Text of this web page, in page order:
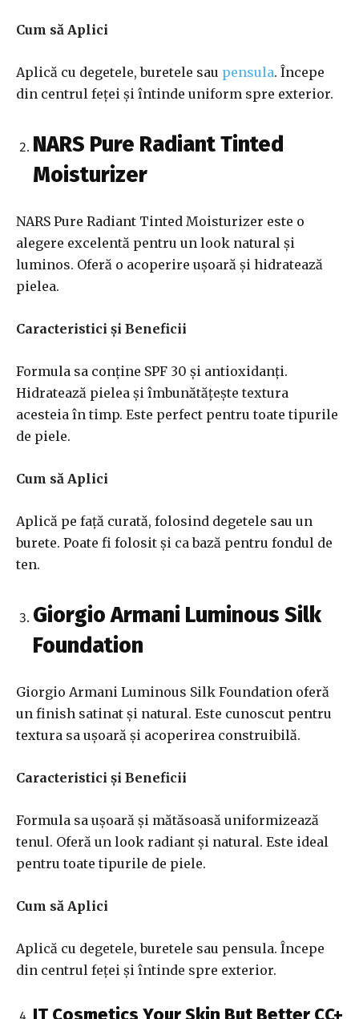
Cum să Aplici
Aplică cu degetele, buretele sau pensula. Începe
din centrul feței și întinde uniform spre exterior.
NARS Pure Radiant Tinted
Moisturizer
NARS Pure Radiant Tinted Moisturizer este o
alegere excelentă pentru un look natural și
luminos. Oferă o acoperire ușoară și hidratează
pielea.
Caracteristici și Beneficii
Formula sa conține SPF 30 și antioxidanți.
Hidratează pielea și îmbunătățește textura
acesteia în timp. Este perfect pentru toate tipurile
de piele.
Cum să Aplici
Aplică pe față curată, folosind degetele sau un
burete. Poate fi folosit și ca bază pentru fondul de
ten.
Giorgio Armani Luminous Silk
Foundation
Giorgio Armani Luminous Silk Foundation oferă
un finish satinat și natural. Este cunoscut pentru
textura sa ușoară și acoperirea construibilă.
Caracteristici și Beneficii
Formula sa ușoară și mătăsoasă uniformizează
tenul. Oferă un look radiant și natural. Este ideal
pentru toate tipurile de piele.
Cum să Aplici
Aplică cu degetele, buretele sau pensula. Începe
din centrul feței și întinde spre exterior.